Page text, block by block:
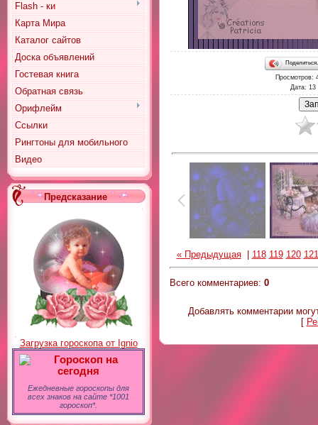
Flash - ки
Карта Мира
Каталог сайтов
Доска объявлений
Гостевая книга
Обратная связь
Орифлейм
Ссылки
Рингтоны для мобильного
Видео
Предсказание
Загрузка гороскопа от Ignio
Гороскоп на
сегодня
Ежедневные гороскопы для
всех знаков на сайте *1001
гороскоп*.
Просмотров:
Дата: 13
« Предыдущая| 118 119 120 121
Всего комментариев: 0
Добавлять комментарии
[